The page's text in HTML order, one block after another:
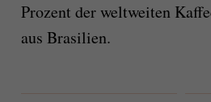
Prozent der weltweiten
aus Brasilien.